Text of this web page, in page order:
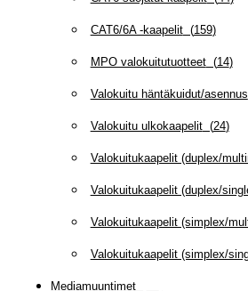
CAT6/6A -kaapelit(159)
MPO valokuitutuotteet(14)
Valokuitu häntäkuidut/asennus
Valokuitu ulkokaapelit(24)
Valokuitukaapelit (duplex/
Valokuitukaapelit (duplex/
Valokuitukaapelit (simplex/
Valokuitukaapelit (simplex/
Mediamuuntimet(